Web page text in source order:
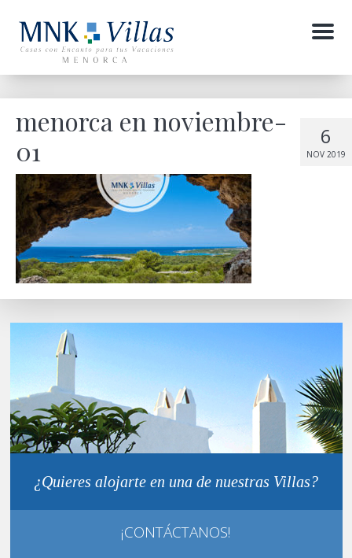
Menu
6
NOV 2019
menorca en noviembre-
01
¿Quieres alojarte en una de nuestras Villas?
¡CONTÁCTANOS!